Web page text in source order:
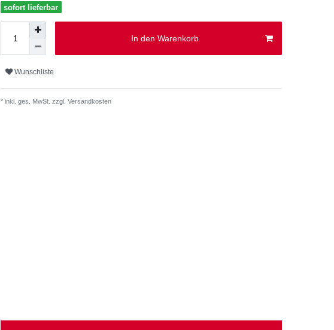
sofort lieferbar
In den Warenkorb
Wunschliste
* inkl. ges. MwSt. zzgl. Versandkosten